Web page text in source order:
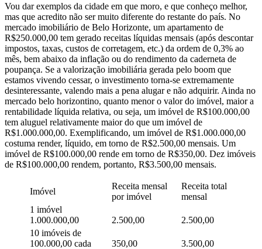
Vou dar exemplos da cidade em que moro, e que conheço melhor,
mas que acredito não ser muito diferente do restante do país. No
mercado imobiliário de Belo Horizonte, um apartamento de
R$250.000,00 tem gerado receitas líquidas mensais (após descontar
impostos, taxas, custos de corretagem, etc.) da ordem de 0,3% ao
mês, bem abaixo da inflação ou do rendimento da caderneta de
poupança. Se a valorização imobiliária gerada pelo boom que
estamos vivendo cessar, o investimento torna-se extremamente
desinteressante, valendo mais a pena alugar e não adquirir. Ainda no
mercado belo horizontino, quanto menor o valor do imóvel, maior a
rentabilidade líquida relativa, ou seja, um imóvel de R$100.000,00
tem aluguel relativamente maior do que um imóvel de
R$1.000.000,00. Exemplificando, um imóvel de R$1.000.000,00
costuma render, líquido, em torno de R$2.500,00 mensais. Um
imóvel de R$100.000,00 rende em torno de R$350,00. Dez imóveis
de R$100.000,00 rendem, portanto, R$3.500,00 mensais.
Imóvel
Receita mensal
por imóvel
Receita total
mensal
1 imóvel
1.000.000,00
2.500,00
2.500,00
10 imóveis de
100.000,00 cada
350,00 3.500,00